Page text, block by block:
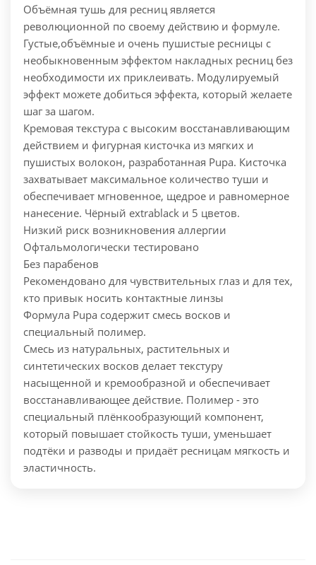
Объёмная тушь для ресниц является
революционной по своему действию и формуле.
Густые,объёмные и очень пушистые ресницы с
необыкновенным эффектом накладных ресниц без
необходимости их приклеивать. Модулируемый
эффект можете добиться эффекта, который желаете
шаг за шагом.
Кремовая текстура с высоким восстанавливающим
действием и фигурная кисточка из мягких и
пушистых волокон, разработанная Pupa. Кисточка
захватывает максимальное количество туши и
обеспечивает мгновенное, щедрое и равномерное
нанесение. Чёрный extrablack и 5 цветов.
Низкий риск возникновения аллeргии
Офтальмологически тестировано
Без парабенов
Рекомендовано для чувствительных глаз и для тех,
кто привык носить контактные линзы
Формула Pupa содержит смесь восков и
специальный полимер.
Смесь из натуральных, растительных и
синтетических восков делает текстуру
насыщенной и кремообразной и обеспечивает
восстанавливающее действие. Полимер - это
специальный плёнкообразующий компонент,
который повышает стойкость туши, уменьшает
подтёки и разводы и придаёт ресницам мягкость и
эластичность.